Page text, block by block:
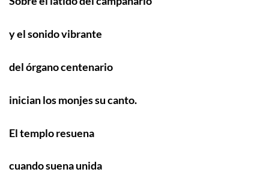
y el sonido vibrante
del órgano centenario
inician los monjes su canto.
El templo resuena
cuando suena unida